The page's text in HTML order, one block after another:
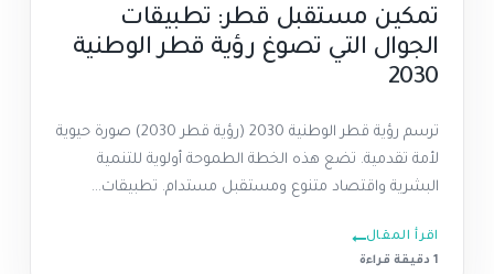
تمكين مستقبل قطر: تطبيقات
الجوال التي تصوغ رؤية قطر الوطنية
2030
ترسم رؤية قطر الوطنية 2030 (رؤية قطر 2030) صورة حيوية
لأمة تقدمية. تضع هذه الخطة الطموحة أولوية للتنمية
البشرية واقتصاد متنوع ومستقبل مستدام. تطبيقات...
اقرأ المقال
1 دقيقة قراءة